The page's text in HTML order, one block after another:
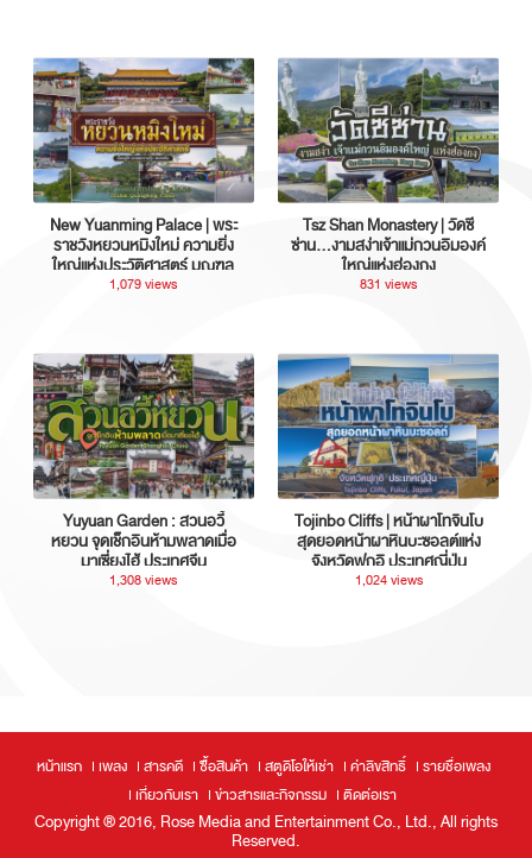
New Yuanming Palace | พระ
ราชวังหยวนหมิงใหม่ ความยิ่ง
ใหญ่แห่งประวัติศาสตร์ มณฑล
กวางตุ้ง ประเทศจีน
1,079 views
Tsz Shan Monastery | วัดซี
ซ่าน…งามสง่าเจ้าแม่กวนอิมองค์
ใหญ่แห่งฮ่องกง
831 views
Yuyuan Garden : สวนอวี้
หยวน จุดเช็กอินห้ามพลาดเมื่อ
มาเซี่ยงไฮ้ ประเทศจีน
1,308 views
Tojinbo Cliffs | หน้าผาโทจินโบ
สุดยอดหน้าผาหินบะซอลต์แห่ง
จังหวัดฟุกุอิ ประเทศญี่ปุ่น
1,024 views
หน้าแรก เพลง สารคดี ซื้อสินค้า สตูดิโอให้เช่า ค่าลิขสิทธิ์
รายชื่อเพลง
เกี่ยวกับเรา
ข่าวสารและกิจกรรม ติดต่อเรา
Copyright ® 2016, Rose Media and Entertainment Co., Ltd., All rights
Reserved.